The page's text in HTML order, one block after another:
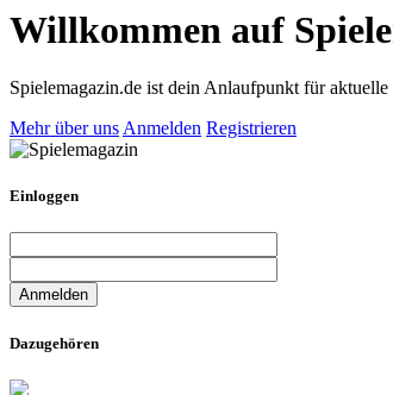
Willkommen auf
Spielemagazin.de ist dein Anlaufpunkt für
Mehr über uns Anmelden Registrieren
Einloggen
Dazugehören